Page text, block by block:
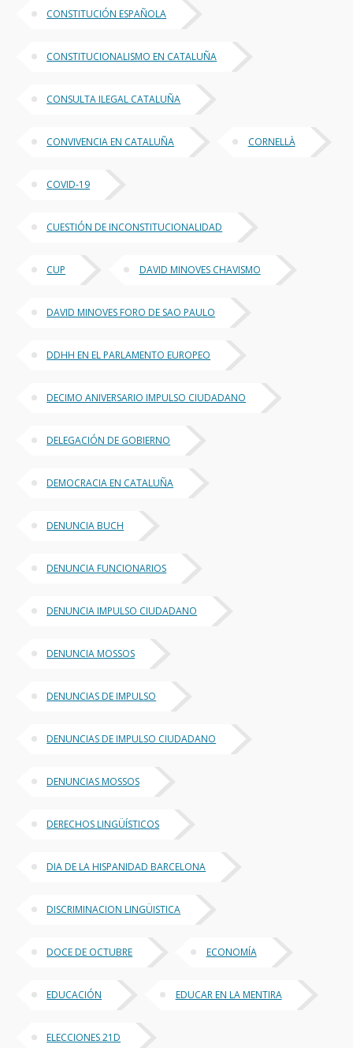
CONSTITUCIÓN ESPAÑOLA
CONSTITUCIONALISMO EN CATALUÑA
CONSULTA ILEGAL CATALUÑA
CONVIVENCIA EN CATALUÑA CORNELLÀ
COVID-19
CUESTIÓN DE INCONSTITUCIONALIDAD
CUP DAVID MINOVES CHAVISMO
DAVID MINOVES FORO DE SAO PAULO
DDHH EN EL PARLAMENTO EUROPEO
DECIMO ANIVERSARIO IMPULSO CIUDADANO
DELEGACIÓN DE GOBIERNO
DEMOCRACIA EN CATALUÑA
DENUNCIA BUCH
DENUNCIA FUNCIONARIOS
DENUNCIA IMPULSO CIUDADANO
DENUNCIA MOSSOS
DENUNCIAS DE IMPULSO
DENUNCIAS DE IMPULSO CIUDADANO
DENUNCIAS MOSSOS
DERECHOS LINGÜÍSTICOS
DIA DE LA HISPANIDAD BARCELONA
DISCRIMINACION LINGÜISTICA
DOCE DE OCTUBRE ECONOMÍA
EDUCACIÓN EDUCAR EN LA MENTIRA
ELECCIONES 21D